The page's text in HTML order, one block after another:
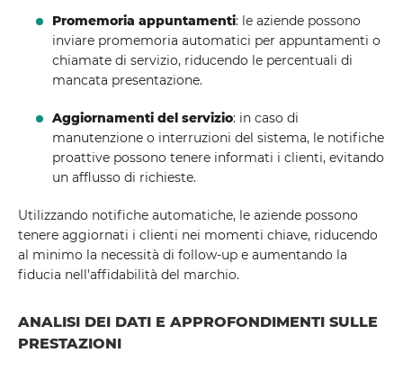
Promemoria appuntamenti: le aziende possono
inviare promemoria automatici per appuntamenti o
chiamate di servizio, riducendo le percentuali di
mancata presentazione.
Aggiornamenti del servizio: in caso di
manutenzione o interruzioni del sistema, le notifiche
proattive possono tenere informati i clienti, evitando
un afflusso di richieste.
Utilizzando notifiche automatiche, le aziende possono
tenere aggiornati i clienti nei momenti chiave, riducendo
al minimo la necessità di follow-up e aumentando la
fiducia nell'affidabilità del marchio.
ANALISI DEI DATI E APPROFONDIMENTI SULLE
PRESTAZIONI